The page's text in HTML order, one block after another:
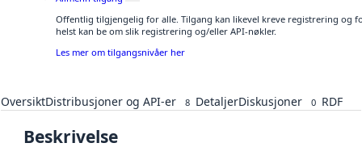
Offentlig tilgjengelig for alle. Tilgang kan likevel kreve registrering og
helst kan be om slik registrering og/eller API-nøkler.
Les mer om tilgangsnivåer her
OversiktDistribusjoner og API-er 8 DetaljerDiskusjoner 0 RDF
Beskrivelse